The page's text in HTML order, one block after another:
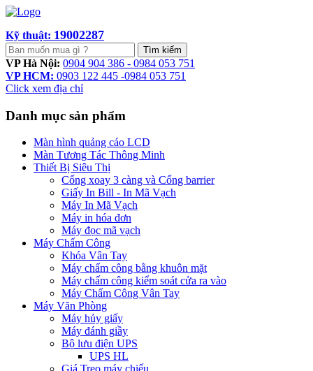
Kỹ thuật: 19002287
Tìm kiếm
VP Hà Nội: 0904 904 386 - 0984 053 751
VP HCM: 0903 122 445 -0984 053 751
Click xem địa chỉ
Danh mục sản phẩm
Màn hình quảng cáo LCD
Màn Tương Tác Thông Minh
Thiết Bị Siêu Thị
Cổng xoay 3 càng và Cổng barrier
Giấy In Bill - In Mã Vạch
Máy In Mã Vạch
Máy in hóa đơn
Máy đọc mã vạch
Máy Chấm Công
Khóa Vân Tay
Máy chấm công bằng khuôn mặt
Máy chấm công kiểm soát cửa ra vào
Máy Chấm Công Vân Tay
Máy Văn Phòng
Máy hủy giấy
Máy đánh giầy
Bộ lưu điện UPS
UPS HL